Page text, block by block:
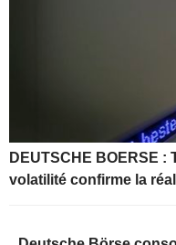
DEUTSCHE BOERSE
volatilité confirme la